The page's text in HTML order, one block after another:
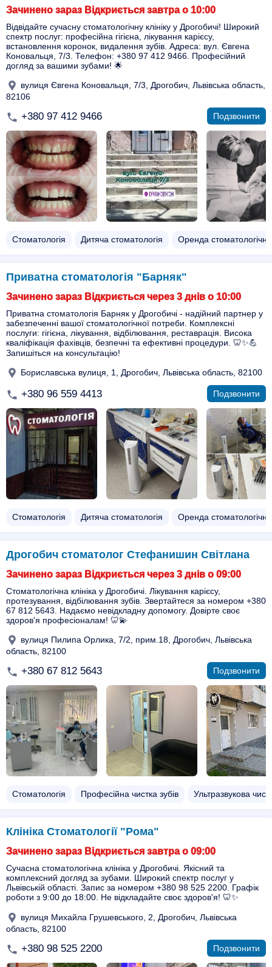
Зачинено зараз Відкриється завтра о 10:00
Відвідайте сучасну стоматологічну клініку у Дрогобичі! Широкий
спектр послуг: професійна гігієна, лікування карієсу,
встановлення коронок, видалення зубів. Адреса: вул. Євгена
Коновальця, 7/3. Телефон: +380 97 412 9466. Професійний
догляд за вашими зубами! 🌟
вулиця Євгена Коновальця, 7/3, Дрогобич, Львівська область,
82106
+380 97 412 9466 Подзвонити
Стоматологія Дитяча стоматологія Оренда
Приватна стоматологія "Барняк"
Зачинено зараз Відкриється через 3 днів о 10:00
Приватна стоматологія Барняк у Дрогобичі - надійний партнер у
забезпеченні вашої стоматологічної потреби. Комплексні
послуги: гігієна, лікування, відбілювання, реставрація. Висока
кваліфікація фахівців, безпечні та ефективні процедури. 🦷✨💪
Запишіться на консультацію!
Бориславська вулиця, 1, Дрогобич, Львівська область, 82100
+380 96 559 4413 Подзвонити
Стоматологія Дитяча стоматологія Оренда
Дрогобич стоматолог Стефанишин Світлана
Зачинено зараз Відкриється через 3 днів о 09:00
Стоматологічна клініка у Дрогобичі. Лікування карієсу,
протезування, відбілювання зубів. Звертайтеся за номером +380
67 812 5643. Надаємо невідкладну допомогу. Довірте своє
здоров'я професіоналам! 🦷💫
вулиця Пилипа Орлика, 7/2, прим.18, Дрогобич, Львівська
область, 82100
+380 67 812 5643 Подзвонити
Стоматологія Професійна чистка зубів Ультразвукова
Клініка Стоматології "Рома"
Зачинено зараз Відкриється завтра о 09:00
Сучасна стоматологічна клініка у Дрогобичі. Якісний та
комплексний догляд за зубами. Широкий спектр послуг у
Львівській області. Запис за номером +380 98 525 2200. Графік
роботи з 9:00 до 18:00. Не відкладайте своє здоров'я! 🦷✨
вулиця Михайла Грушевського, 2, Дрогобич, Львівська
область, 82100
+380 98 525 2200 Подзвонити